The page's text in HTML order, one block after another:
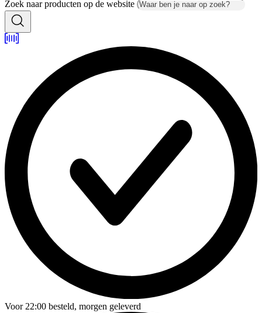
Zoek naar producten op de website
Voor22:00 besteld, morgen geleverd